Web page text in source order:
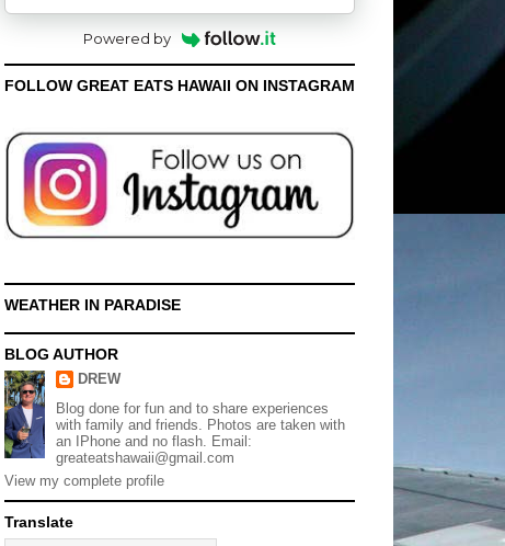
Powered by
FOLLOW GREAT EATS HAWAII ON INSTAGRAM
WEATHER IN PARADISE
BLOG AUTHOR
DREW
Blog done for fun and to share experiences
with family and friends. Photos are taken with
an IPhone and no flash. Email:
greateatshawaii@gmail.com
View my complete profile
Translate